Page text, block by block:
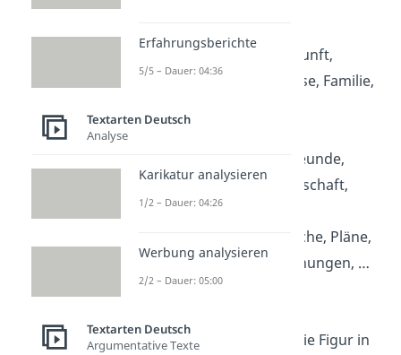
Vergangenes
: Herkunft,
besondere Erlebnisse, Familie,
Lebenssituation, Freunde,
Verwandte, Partnerschaft,
Hobbies, Beruf, …
: Wünsche, Pläne,
Träume, Ziele, Hoffnungen, …
Gemeinschaft
: Ist die Figur in
Erfahrungsberichte
5/5 – Dauer: 04:36
Textarten Deutsch
Analyse
Karikatur analysieren
1/2 – Dauer: 04:26
Werbung analysieren
2/2 – Dauer: 05:00
Textarten Deutsch
Argumentative Texte